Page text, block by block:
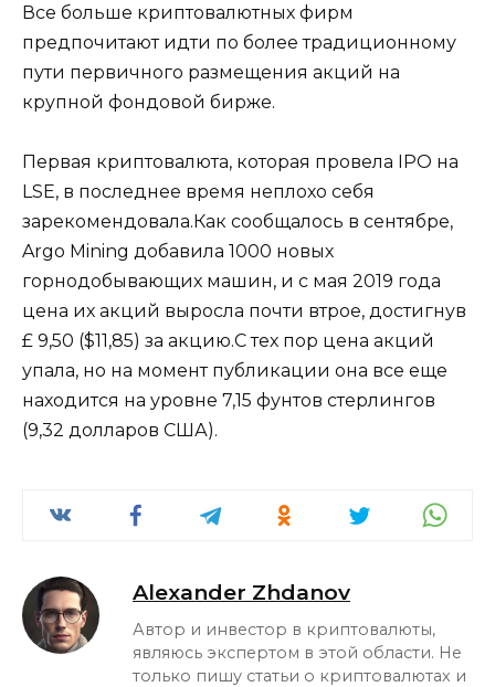
Все больше криптовалютных фирм
предпочитают идти по более традиционному
пути первичного размещения акций на
крупной фондовой бирже.
Первая криптовалюта, которая провела IPO на
LSE, в последнее время неплохо себя
зарекомендовала.Как сообщалось в сентябре,
Argo Mining добавила 1000 новых
горнодобывающих машин, и с мая 2019 года
цена их акций выросла почти втрое, достигнув
£ 9,50 ($11,85) за акцию.С тех пор цена акций
упала, но на момент публикации она все еще
находится на уровне 7,15 фунтов стерлингов
(9,32 долларов США).
Alexander Zhdanov
Автор и инвестор в криптовалюты,
являюсь экспертом в этой области. Не
только пишу статьи о криптовалютах и